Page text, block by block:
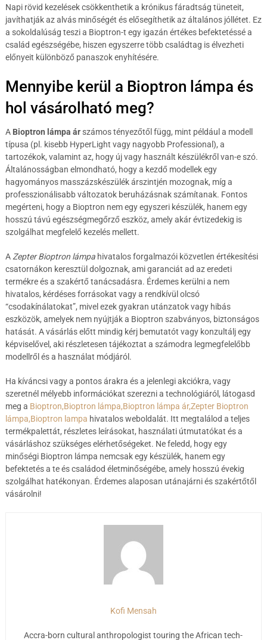
Napi rövid kezelések csökkenthetik a krónikus fáradtság tüneteit,
javíthatják az alvás minőségét és elősegíthetik az általános jóllétet. Ez
a sokoldalúság teszi a Bioptron-t egy igazán értékes befektetéssé a
család egészségébe, hiszen egyszerre több családtag is élvezheti
előnyeit különböző panaszok enyhítésére.
Mennyibe kerül a Bioptron lámpa és
hol vásárolható meg?
A Bioptron lámpa árszámos tényezőtől függ, mint például a modell
típusa (pl. kisebb HyperLight vagy nagyobb Professional), a
tartozékok, valamint az, hogy új vagy használt készülékről van-e szó.
Általánosságban elmondható, hogy a kezdő modellek egy
hagyományos masszázskészülék árszintjén mozognak, míg a
professzionálisabb változatok beruházásnak számítanak. Fontos
megérteni, hogy a Bioptron nem egy egyszeri készülék, hanem egy
hosszú távú egészségmegőrző eszköz, amely akár évtizedekig is
szolgálhat megfelelő kezelés mellett.
A Zepter Bioptron lámpahivatalos forgalmazói közvetlen értékesítési
csatornákon keresztül dolgoznak, ami garanciát ad az eredeti
termékre és a szakértő tanácsadásra. Érdemes kerülni a nem
hivatalos, kérdéses forrásokat vagy a rendkívül olcsó
“csodakínálatokat”, mivel ezek gyakran utánzatok vagy hibás
eszközök, amelyek nem nyújtják a Bioptron szabványos, biztonságos
hatását. A vásárlás előtt mindig kérj bemutatót vagy konzultálj egy
képviselővel, aki részletesen tájékoztat a számodra legmegfelelőbb
modellről és a használat módjáról.
Ha kíváncsi vagy a pontos árakra és a jelenlegi akciókra, vagy
szeretnél mélyebb információkat szerezni a technológiáról, látogasd
meg a Bioptron,Bioptron lámpa,Bioptron lámpa ár,Zepter Bioptron
lámpa,Bioptron lampa hivatalos weboldalát. Itt megtalálod a teljes
termékpalettát, részletes leírásokat, használati útmutatókat és a
vásárláshoz szükséges elérhetőségeket. Ne feledd, hogy egy
minőségi Bioptron lámpa nemcsak egy készülék, hanem egy
befektetés a te és családod életminőségébe, amely hosszú évekig
szolgálhat hatékonyan. Érdemes alaposan utánajárni és szakértőtől
vásárolni!
Kofi Mensah
Accra-born cultural anthropologist touring the African tech-